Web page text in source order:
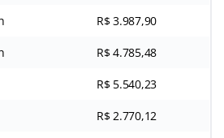
R$ 3.987,90
R$ 4.785,48
R$ 5.540,23
R$ 2.770,12